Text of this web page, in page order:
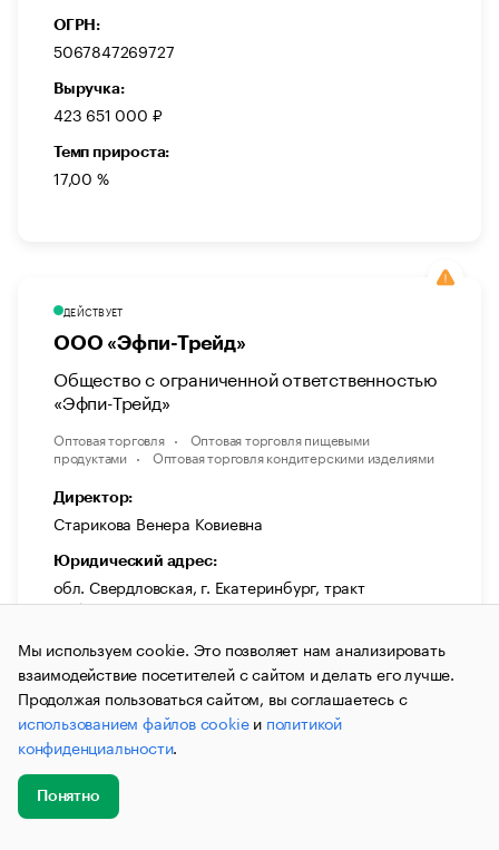
ОГРН:
5067847269727
Выручка:
423 651 000 ₽
Темп прироста:
17,00 %
ДЕЙСТВУЕТ
ООО «Эфпи-Трейд»
Общество с ограниченной ответственностью
«Эфпи-Трейд»
Оптовая торговля
Оптовая торговля пищевыми
продуктами
Оптовая торговля кондитерскими изделиями
Директор:
Старикова Венера Ковиевна
Юридический адрес:
обл. Свердловская, г. Екатеринбург, тракт
Сибирский, стр. 12/4, офис 222
Дата регистрации:
10.08.2011
Уставной капитал:
20 000 ₽
ИНН:
6658390618
Мы используем cookie. Это позволяет нам анализировать
взаимодействие посетителей с сайтом и делать его лучше.
Продолжая пользоваться сайтом, вы соглашаетесь с
использованием файлов cookieи политикой
конфиденциальности.
Понятно